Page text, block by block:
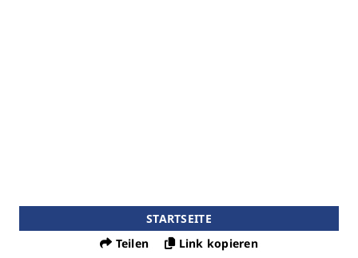
STARTSEITE
Teilen
Link kopieren